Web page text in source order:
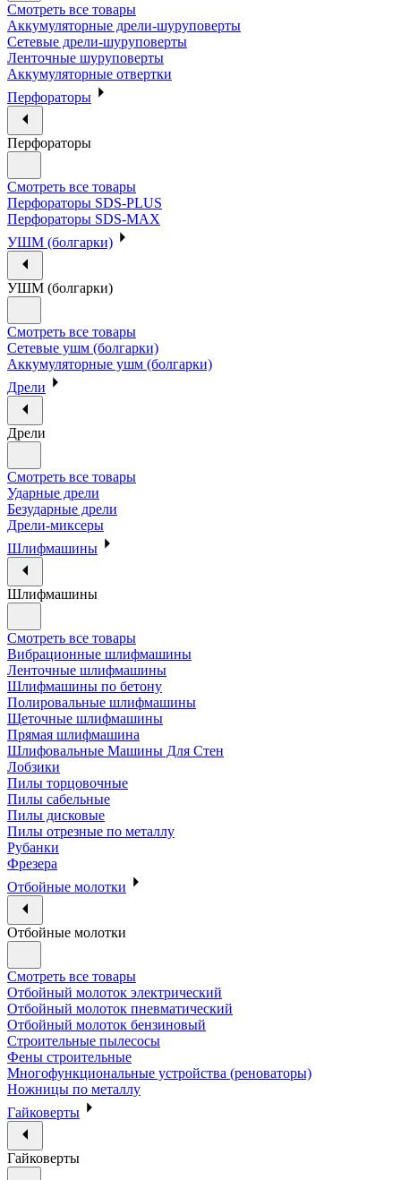
Смотреть все товары
Аккумуляторные дрели-шуруповерты
Сетевые дрели-шуруповерты
Ленточные шуруповерты
Аккумуляторные отвертки
Перфораторы
Перфораторы
Смотреть все товары
Перфораторы SDS-PLUS
Перфораторы SDS-MAX
УШМ (болгарки)
УШМ (болгарки)
Смотреть все товары
Сетевые ушм (болгарки)
Аккумуляторные ушм (болгарки)
Дрели
Дрели
Смотреть все товары
Ударные дрели
Безударные дрели
Дрели-миксеры
Шлифмашины
Шлифмашины
Смотреть все товары
Вибрационные шлифмашины
Ленточные шлифмашины
Шлифмашины по бетону
Полировальные шлифмашины
Щеточные шлифмашины
Прямая шлифмашина
Шлифовальные Машины Для Стен
Лобзики
Пилы торцовочные
Пилы сабельные
Пилы дисковые
Пилы отрезные по металлу
Рубанки
Фрезера
Отбойные молотки
Отбойные молотки
Смотреть все товары
Отбойный молоток электрический
Отбойный молоток пневматический
Отбойный молоток бензиновый
Строительные пылесосы
Фены строительные
Многофункциональные устройства (реноваторы)
Ножницы по металлу
Гайковерты
Гайковерты